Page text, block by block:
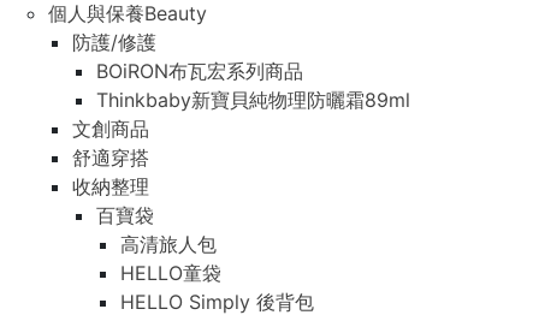
個人與保養Beauty
防護/修護
BOiRON布瓦宏系列商品
Thinkbaby新寶貝純物理防曬霜89ml
文創商品
舒適穿搭
收納整理
百寶袋
高清旅人包
HELLO童袋
HELLO Simply 後背包